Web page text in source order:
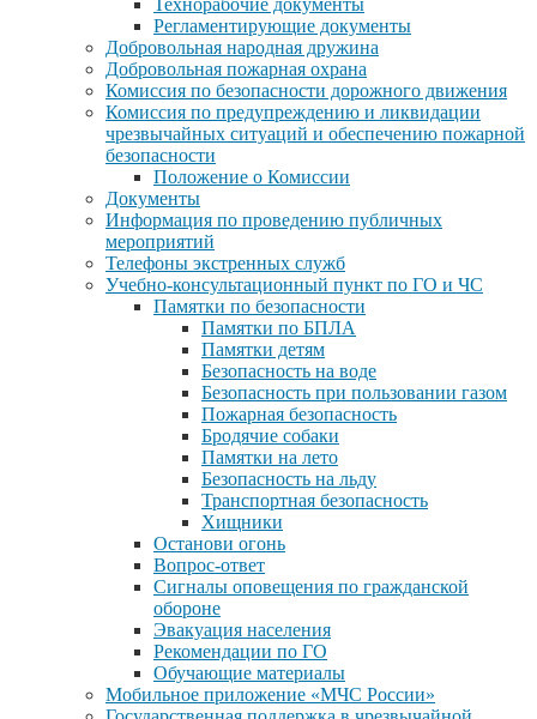
Регламентирующие документы
Добровольная народная дружина
Добровольная пожарная охрана
Комиссия по безопасности дорожного движения
Комиссия по предупреждению и ликвидации
чрезвычайных ситуаций и обеспечению пожарной
безопасности
Положение о Комиссии
Документы
Информация по проведению публичных
мероприятий
Телефоны экстренных служб
Учебно-консультационный пункт по ГО и ЧС
Памятки по безопасности
Памятки по БПЛА
Памятки детям
Безопасность на воде
Безопасность при пользовании газом
Пожарная безопасность
Бродячие собаки
Памятки на лето
Безопасность на льду
Транспортная безопасность
Хищники
Останови огонь
Вопрос-ответ
Сигналы оповещения по гражданской
обороне
Эвакуация населения
Рекомендации по ГО
Обучающие материалы
Мобильное приложение «МЧС России»